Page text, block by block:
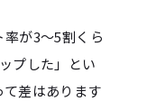
が3〜5割くら
プした」とい
差はあります